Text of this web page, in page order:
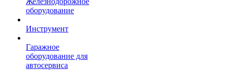
оборудование
Инструмент
Гаражное
оборудование для
автосервиса